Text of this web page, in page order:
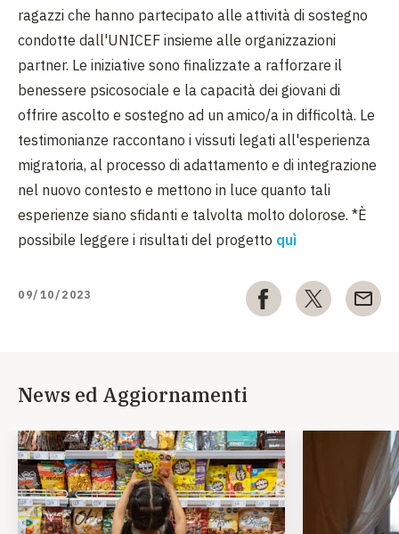
ragazzi che hanno partecipato alle attività di sostegno
condotte dall'UNICEF insieme alle organizzazioni
partner. Le iniziative sono finalizzate a rafforzare il
benessere psicosociale e la capacità dei giovani di
offrire ascolto e sostegno ad un amico/a in difficoltà. Le
testimonianze raccontano i vissuti legati all'esperienza
migratoria, al processo di adattamento e di integrazione
nel nuovo contesto e mettono in luce quanto tali
esperienze siano sfidanti e talvolta molto dolorose. *È
possibile leggere i risultati del progetto quì
09/10/2023
News ed Aggiornamenti